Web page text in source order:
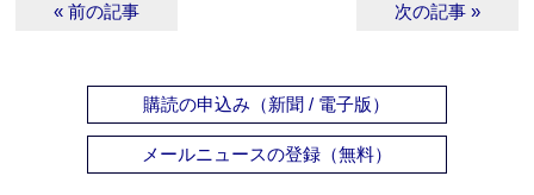
« 前の記事 次の記事 »
購読の申込み（新聞 / 電子版）
メールニュースの登録（無料）